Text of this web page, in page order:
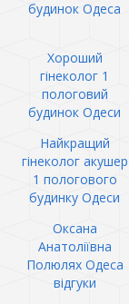
будинок Одеса
Хороший
гінеколог 1
пологовий
будинок Одеси
Найкращий
гінеколог акушер
1 пологового
будинку Одеси
Оксана
Анатоліївна
Полюлях Одеса
відгуки